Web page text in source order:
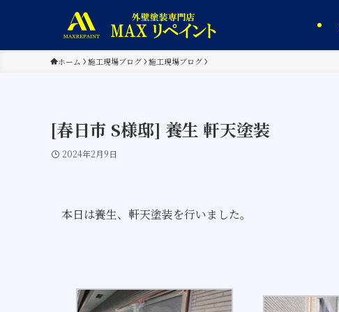
ホーム 施工現場ブログ 施工現場ブログ
[春日市 S様邸] 養生 軒天塗装
2024年2月9日
本日は養生、軒天塗装を行いました。